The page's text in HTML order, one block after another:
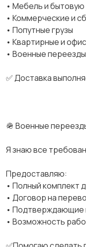
• Мебель и бытовую
• Коммерческие и
• Попутные грузы
• Квартирные и
• Военные
✅ Доставка
🪖 Военные
Я знаю все
Предоставляю:
• Полный комплект
• Договор на
• Подтверждающие
• Возможность